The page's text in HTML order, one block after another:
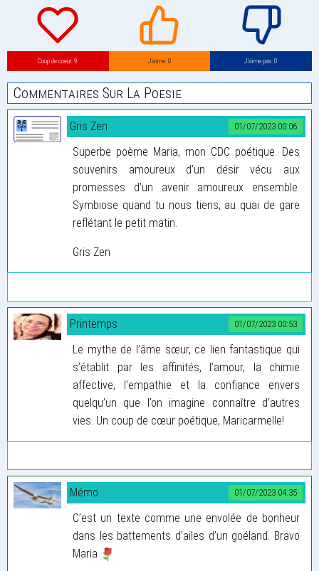
Coup de coeur: 9 J’aime: 0 J’aime pas: 0
Commentaires Sur La Poesie
01/07/2023 00:06
Gris Zen
Superbe poème Maria, mon CDC poétique. Des
souvenirs amoureux d’un désir vécu aux
promesses d’un avenir amoureux ensemble.
Symbiose quand tu nous tiens, au quai de gare
reflétant le petit matin.
Gris Zen
01/07/2023 00:53
Printemps
Le mythe de l’âme sœur, ce lien fantastique qui
s’établit par les affinités, l’amour, la chimie
affective, l’empathie et la confiance envers
quelqu’un que l’on imagine connaître d’autres
vies. Un coup de cœur poétique, Maricarmelle!
01/07/2023 04:35
Mémo
C’est un texte comme une envolée de bonheur
dans les battements d’ailes d’un goéland. Bravo
Maria